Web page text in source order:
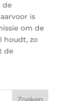
de
is
om de
houdt, zo
de